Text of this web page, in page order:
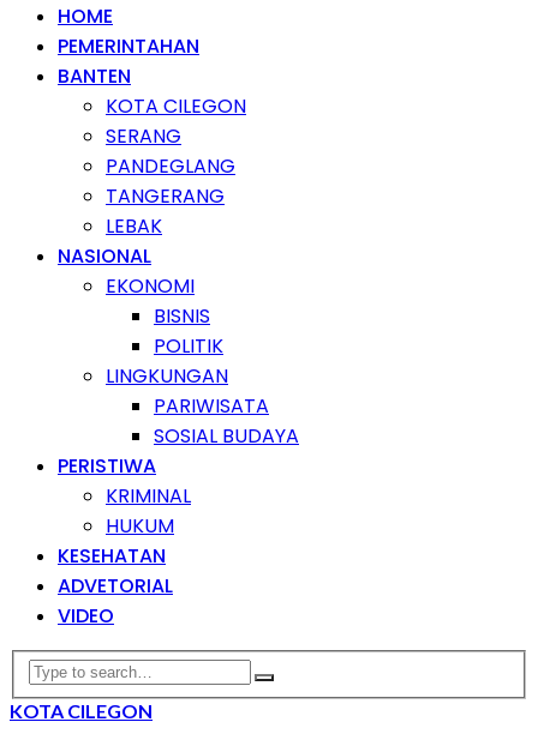
HOME
PEMERINTAHAN
BANTEN
KOTA CILEGON
SERANG
PANDEGLANG
TANGERANG
LEBAK
NASIONAL
EKONOMI
BISNIS
POLITIK
LINGKUNGAN
PARIWISATA
SOSIAL BUDAYA
PERISTIWA
KRIMINAL
HUKUM
KESEHATAN
ADVETORIAL
VIDEO
KOTA CILEGON